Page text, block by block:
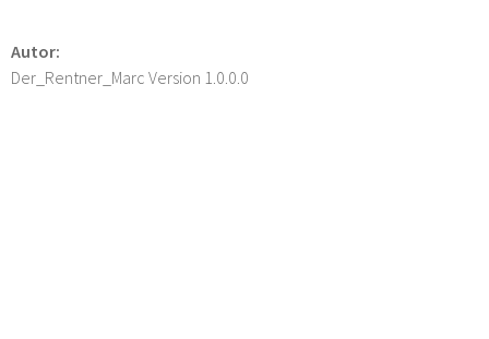
Autor:
Der_Rentner_Marc Version 1.0.0.0